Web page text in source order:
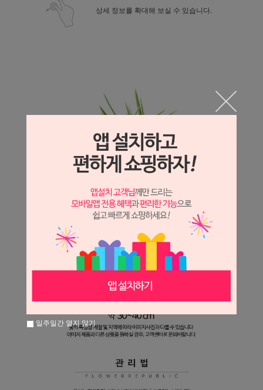
상세 정보를 확대해 보실 수 있습니다.
일주일간 열지 않기